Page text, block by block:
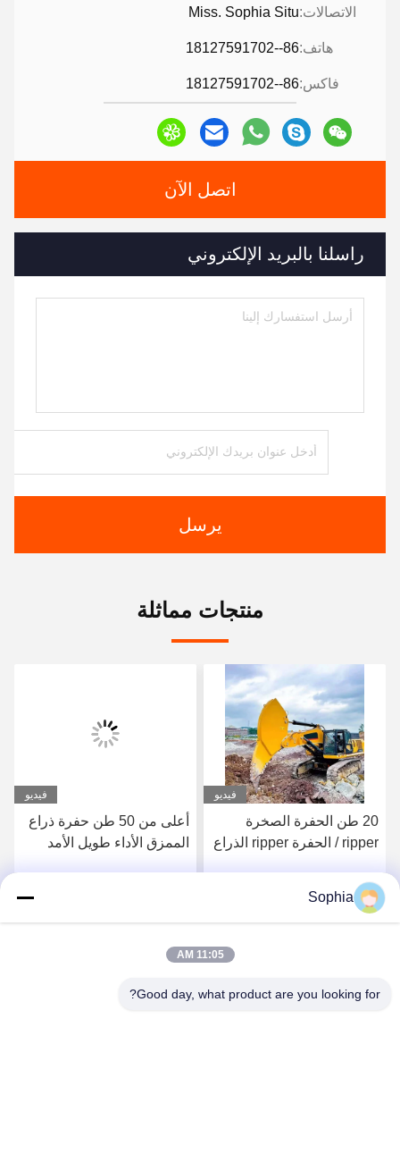
الاتصالات:Miss. Sophia Situ
هاتف:86--18127591702
فاكس:86--18127591702
اتصل الآن
راسلنا بالبريد الإلكتروني
يرسل
منتجات مماثلة
فيديو
20 طن الحفرة الصخرة
ripper / الحفرة ripper الذراع
احصل على افضل سعر
فيديو
أعلى من 50 طن حفرة ذراع
الممزق الأداء طويل الأمد
Sophia
11:05 AM
Good day, what product are you looking for?